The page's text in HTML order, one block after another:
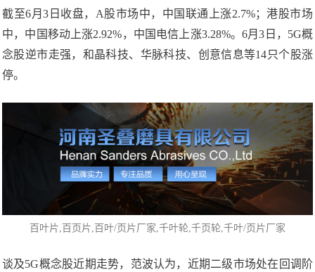
截至6月3日收盘，A股市场中，中国联通上涨2.7%；港股市场
中，中国移动上涨2.92%，中国电信上涨3.28%。6月3日，5G概
念股逆市走强，和晶科技、华脉科技、创意信息等14只个股涨
停。
百叶片,百页片,百叶/页片厂家,千叶轮,千页轮,千叶/页片厂家
谈及5G概念股近期走势，范波认为，近期二级市场处在回调阶